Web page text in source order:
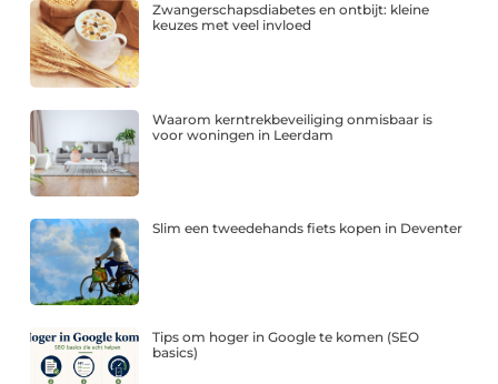
Zwangerschapsdiabetes en ontbijt: kleine
keuzes met veel invloed
Waarom kerntrekbeveiliging onmisbaar is
voor woningen in Leerdam
Slim een tweedehands fiets kopen in Deventer
Tips om hoger in Google te komen (SEO
basics)